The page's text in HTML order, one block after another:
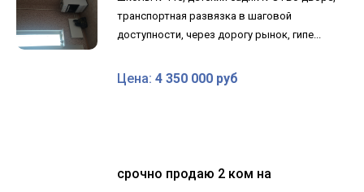
транспортная развязка в шаговой
доступности, через дорогу рынок, гипе...
Цена: 4 350 000 руб
срочно продаю 2 ком на